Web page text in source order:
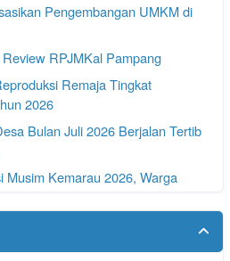
Pengembangan UMKM di
RPJMKal Pampang
Remaja Tingkat
2026
Bulan Juli 2026 Berjalan Tertib
Musim Kemarau 2026, Warga
dan Tingkatkan Kesehatan